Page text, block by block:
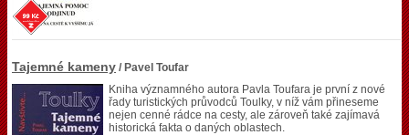
Tajemné kameny / Pavel Toufar
Kniha významného autora Pavla Toufara je první z nové
řady turistických průvodců Toulky, v níž vám přineseme
nejen cenné rádce na cesty, ale zároveň také zajímavá
historická fakta o daných oblastech.